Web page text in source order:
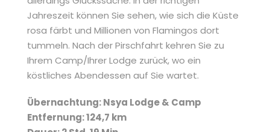
Jahreszeit können Sie sehen, wie sich die Küste
rosa färbt und Millionen von Flamingos dort
tummeln. Nach der Pirschfahrt kehren Sie zu
Ihrem Camp/Ihrer Lodge zurück, wo ein
köstliches Abendessen auf Sie wartet.
Übernachtung: Nsya Lodge & Camp
Entfernung: 124,7 km